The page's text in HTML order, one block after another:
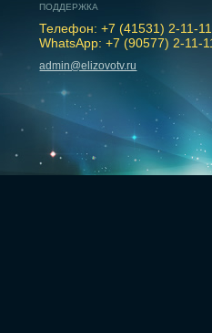
ПОДДЕРЖКА
Телефон: +7 (41531) 2-11-11
WhatsApp: +7 (90577) 2-11-
admin@elizovotv.ru